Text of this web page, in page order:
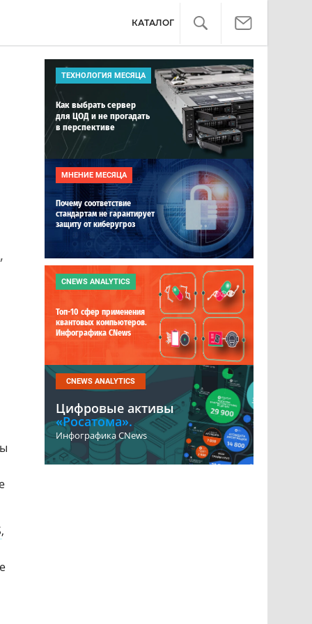
КАТАЛОГ
,
ТЕХНОЛОГИЯ МЕСЯЦА
Как выбрать сервер
для ЦОД и не прогадать
в перспективе
МНЕНИЕ МЕСЯЦА
Почему соответствие
стандартам не гарантирует
защиту от киберугроз
CNEWS ANALYTICS
Топ-10 сфер применения
квантовых компьютеров.
Инфографика CNews
CNEWS ANALYTICS
Цифровые активы
«Росатома».
Инфографика CNews